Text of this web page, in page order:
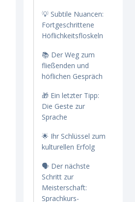
💡 Subtile Nuancen:
Fortgeschrittene
Höflichkeitsfloskeln
📚 Der Weg zum
fließenden und
höflichen Gespräch
🎁 Ein letzter Tipp:
Die Geste zur
Sprache
🌟 Ihr Schlüssel zum
kulturellen Erfolg
🗣️ Der nächste
Schritt zur
Meisterschaft:
Sprachkurs-